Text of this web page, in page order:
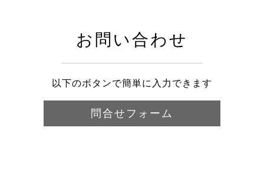
お問い合わせ
以下のボタンで簡単に入力できます
問合せフォーム